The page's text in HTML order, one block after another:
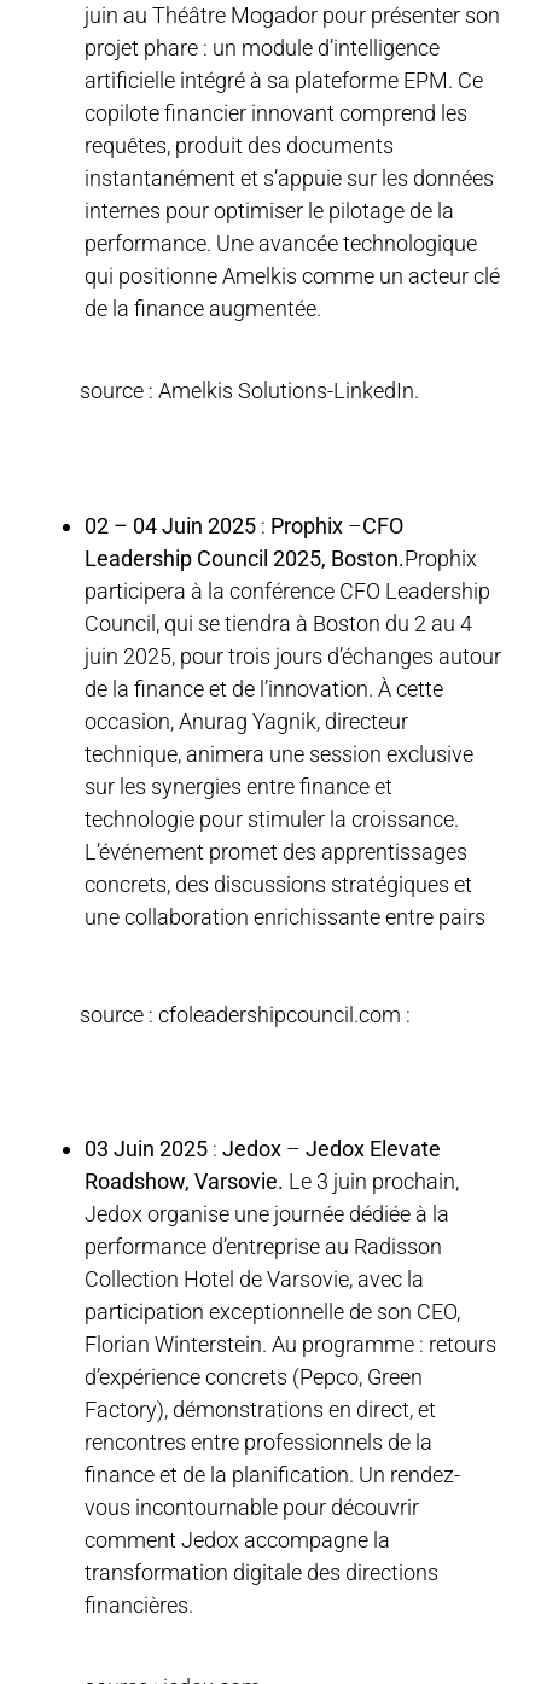
juin au Théâtre Mogador pour présenter son
projet phare : un module d’intelligence
artificielle intégré à sa plateforme EPM. Ce
copilote financier innovant comprend les
requêtes, produit des documents
instantanément et s’appuie sur les données
internes pour optimiser le pilotage de la
performance. Une avancée technologique
qui positionne Amelkis comme un acteur clé
de la finance augmentée.
source : Amelkis Solutions-LinkedIn.
02 – 04 Juin 2025 : Prophix –CFO
Leadership Council 2025, Boston.Prophix
participera à la conférence CFO Leadership
Council, qui se tiendra à Boston du 2 au 4
juin 2025, pour trois jours d’échanges autour
de la finance et de l’innovation. À cette
occasion, Anurag Yagnik, directeur
technique, animera une session exclusive
sur les synergies entre finance et
technologie pour stimuler la croissance.
L’événement promet des apprentissages
concrets, des discussions stratégiques et
une collaboration enrichissante entre pairs
source : cfoleadershipcouncil.com :
03 Juin 2025 : Jedox – Jedox Elevate
Roadshow, Varsovie. Le 3 juin prochain,
Jedox organise une journée dédiée à la
performance d’entreprise au Radisson
Collection Hotel de Varsovie, avec la
participation exceptionnelle de son CEO,
Florian Winterstein. Au programme : retours
d’expérience concrets (Pepco, Green
Factory), démonstrations en direct, et
rencontres entre professionnels de la
finance et de la planification. Un rendez-
vous incontournable pour découvrir
comment Jedox accompagne la
transformation digitale des directions
financières.